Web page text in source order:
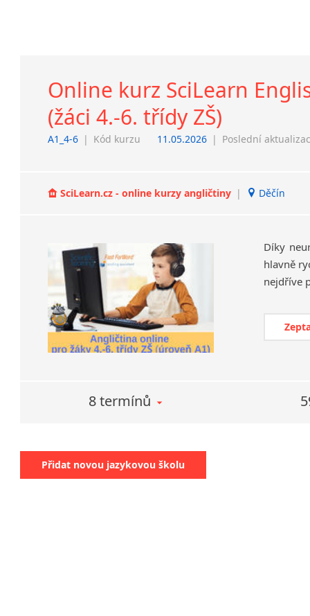
Online kurz SciLearn
(žáci 4.-6. třídy ZŠ)
A1_4-6 | Kód kurzu 11.05.2026 | Poslední
SciLearn.cz - online kurzy angličtiny | Děčín
Díky
hlavně
8 termínů
Přidat novou jazykovou školu